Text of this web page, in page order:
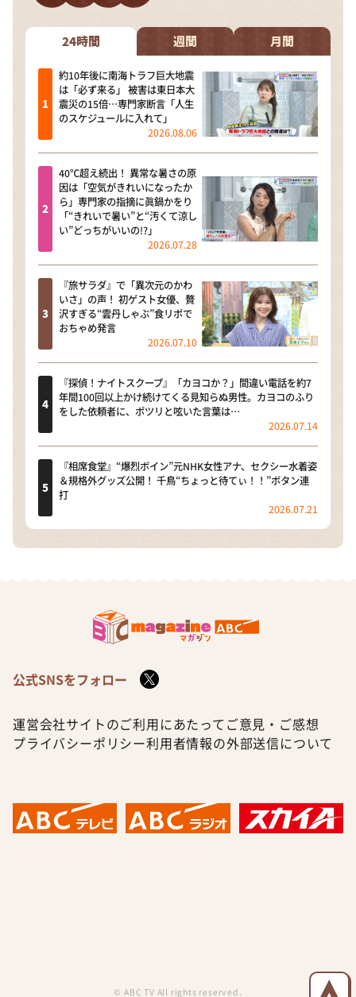
24時間 週間 月間
約10年後に南海トラフ巨大地震
は「必ず来る」 被害は東日本大
震災の15倍…専門家断言「人生
のスケジュールに入れて」
2026.08.06
40℃超え続出！ 異常な暑さの原
因は「空気がきれいになったか
ら」専門家の指摘に眞鍋かをり
「“きれいで暑い”と“汚くて涼し
い”どっちがいいの!?」
2026.07.28
『旅サラダ』で「異次元のかわ
いさ」の声！ 初ゲスト女優、贅
沢すぎる“雲丹しゃぶ”食リポで
おちゃめ発言
2026.07.10
『探偵！ナイトスクープ』「カヨコか？」間違い電話を約7
年間100回以上かけ続けてくる見知らぬ男性。カヨコのふり
をした依頼者に、ポツリと呟いた言葉は…
2026.07.14
『相席食堂』“爆烈ボイン”元NHK女性アナ、セクシー水着姿
＆規格外グッズ公開！ 千鳥“ちょっと待てぃ！！”ボタン連
打
2026.07.21
公式SNSをフォロー
運営会社サイトのご利用にあたって ご意見・ご感想
プライバシーポリシー利用者情報の外部送信について
© ABC TV All rights reserved.